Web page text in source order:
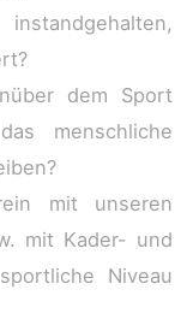
dem Sport
menschliche
mit unseren
mit Kader- und
Niveau